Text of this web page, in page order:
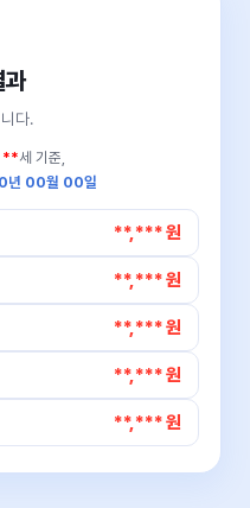
과
다.
**세 기준,
00월 00일
**,*** 원
**,*** 원
**,*** 원
**,*** 원
**,*** 원